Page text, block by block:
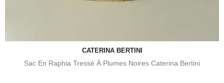
CATERINA BERTINI
Sac En Raphia Tressé À Plumes Noires Caterina Bertini